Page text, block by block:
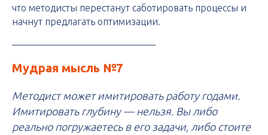
что методисты перестанут саботировать процессы и
начнут предлагать оптимизации.
Мудрая мысль №7
Методист может имитировать работу годами.
Имитировать глубину — нельзя. Вы либо
реально погружаетесь в его задачи, либо стоите